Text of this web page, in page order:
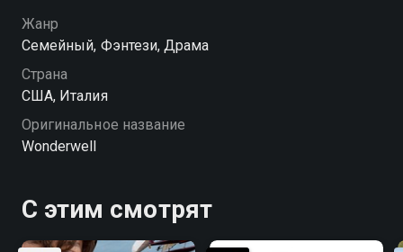
неведомые существа. Девочку встречает добрая
фея Хэйзел, которая вручает ей сияющий цветок —
символ древней силы. Хэйзел открывает Вайлет
правду: она избрана, чтобы восстановить
равновесие между добром и тьмой. Отныне на её
хрупких плечах — судьба волшебного мира, в
котором одна храбрость может изменить всё.
Жанр
Cемейный, Фэнтези, Драма
Страна
США, Италия
Оригинальное название
Wonderwell
С этим смотрят